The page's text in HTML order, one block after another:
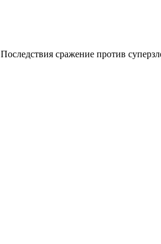
Последствия сражение против